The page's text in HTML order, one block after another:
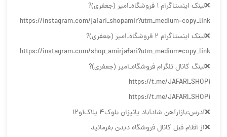
❌لینک اینستاگرام 1 فروشگاه_امیر (جعفری)?
https://instagram.com/jafari_shopamir?utm_medium=copy_link
❌لینک اینستاگرام 2 فروشگاه_امیر (جعفری)?
https://instagram.com/shop_amirjafari?utm_medium=copy_link
❌لینگ کانال تلگرام فروشگاه_امیر (جعفری)?
https://t.me/JAFARI_SHOP1
https://t.me/JAFARI_SHOP1
❌آدرس:بازارآهن شادآباد پائیزان بلوک۴ پلاک۱و۱۲
❌از اقلام قبل کانال فروشگاه دیدن بفرمائید